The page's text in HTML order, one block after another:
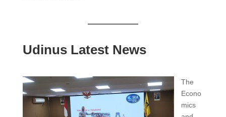
Udinus Latest News
The
Econo
mics